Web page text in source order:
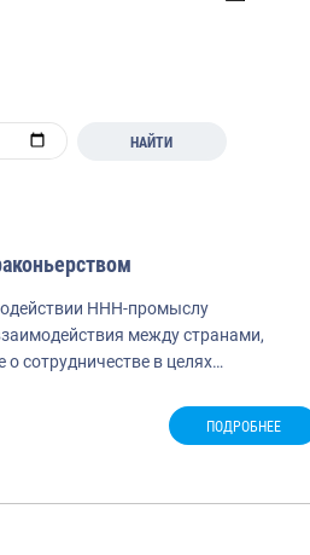
НАЙТИ
ННН-промыслу
между странами,
сотрудничестве в целях…
ПОДРОБНЕЕ